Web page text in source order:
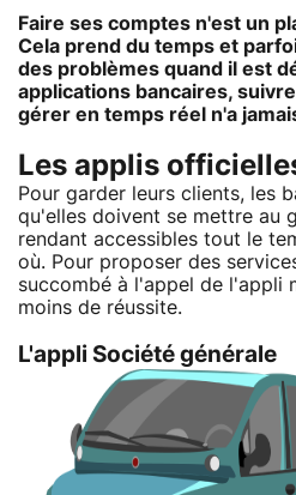
Faire ses comptes n'est un
Cela prend du temps et
des problèmes quand il est
applications bancaires,
gérer en temps réel n'a
Les applis
Pour garder leurs clients, les
qu'elles doivent se mettre au
rendant accessibles tout le
où. Pour proposer des
succombé à l'appel de l'appli
moins de réussite.
L'appli Société générale